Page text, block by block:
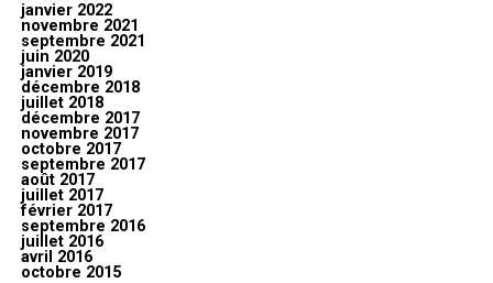
janvier 2022
novembre 2021
septembre 2021
juin 2020
janvier 2019
décembre 2018
juillet 2018
décembre 2017
novembre 2017
octobre 2017
septembre 2017
août 2017
juillet 2017
février 2017
septembre 2016
juillet 2016
avril 2016
octobre 2015